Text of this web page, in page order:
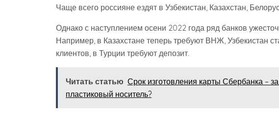
Чаще всего россияне ездят в Узбекистан, Казахстан,
Однако с наступлением осени 2022 года ряд банков
Например, в Казахстане теперь требуют ВНЖ, Узбекистан
клиентов, в Турции требуют депозит.
Читать статью Срок изготовления карты Сбербанка –
пластиковый носитель?